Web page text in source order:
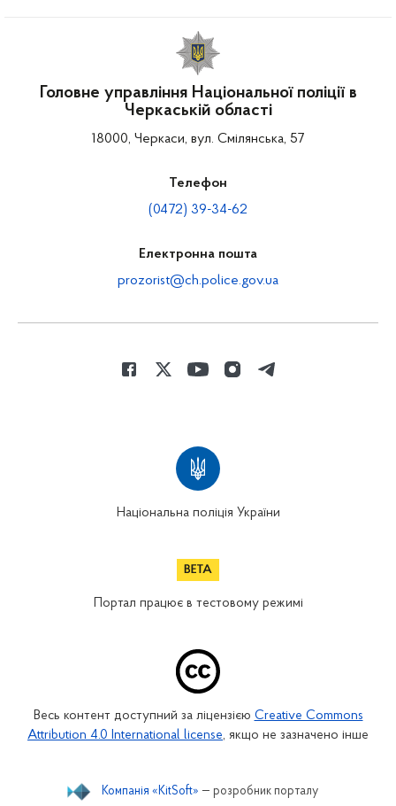
Головне управління Національної поліції в
Черкаській області
18000, Черкаси, вул. Смілянська, 57
Телефон
(0472) 39-34-62
Електронна пошта
prozorist@ch.police.gov.ua
Національна поліція України
Портал працює в тестовому режимі
Весь контент доступний за ліцензією Creative Commons
Attribution 4.0 International license, якщо не зазначено інше
Компанія «KitSoft» — розробник порталу